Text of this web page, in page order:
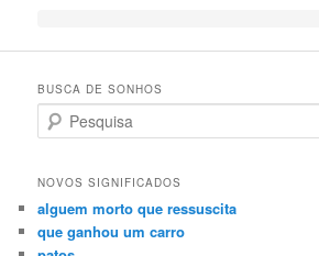
BUSCA DE SONHOS
Search
NOVOS SIGNIFICADOS
alguem morto que ressuscita
que ganhou um carro